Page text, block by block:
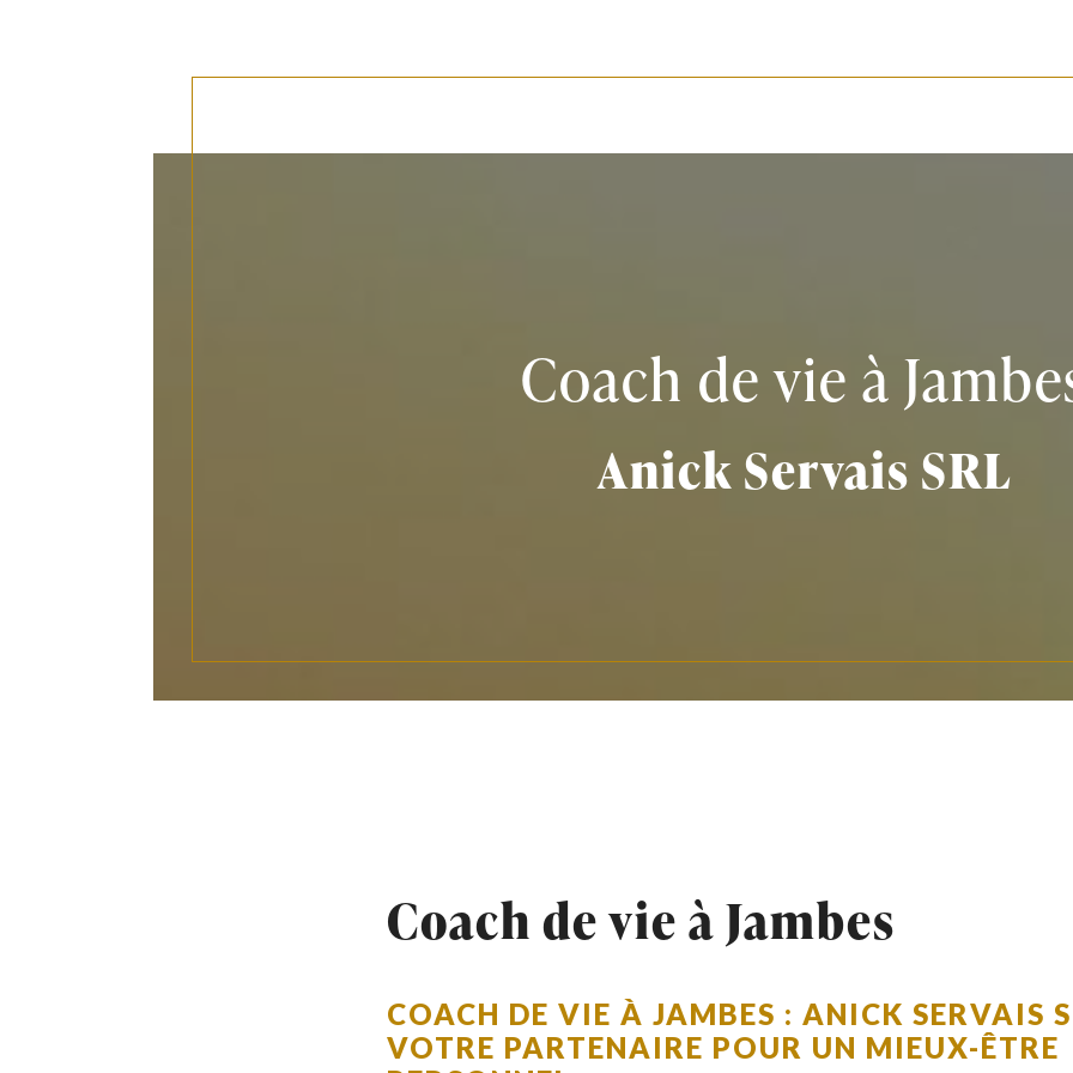
Coach de vie à
Anick Servais SRL
Coach de vie à Jambes
COACH DE VIE À JAMBES : ANICK SERVAIS
VOTRE PARTENAIRE POUR UN MIEUX-ÊTRE